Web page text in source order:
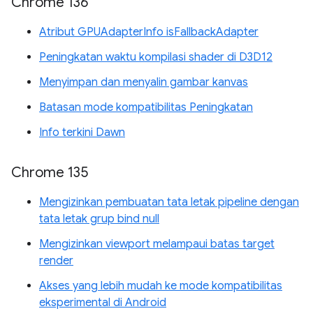
Atribut GPUAdapterInfo isFallbackAdapter
Peningkatan waktu kompilasi shader di D3D12
Menyimpan dan menyalin gambar kanvas
Batasan mode kompatibilitas Peningkatan
Info terkini Dawn
Chrome 135
Mengizinkan pembuatan tata letak pipeline dengan
tata letak grup bind null
Mengizinkan viewport melampaui batas target
render
Akses yang lebih mudah ke mode kompatibilitas
eksperimental di Android